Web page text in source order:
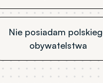
Nie posiadam
obywatelstwa